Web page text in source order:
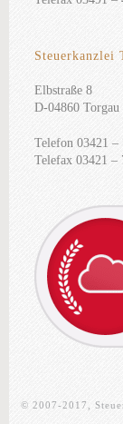
Steuerkanzlei
Elbstraße 8
D-04860 Torgau
Telefon 03421 –
Telefax 03421 –
© 2007-2017,